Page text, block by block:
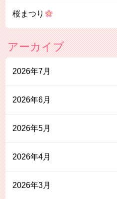
桜まつり
アーカイブ
2026年7月
2026年6月
2026年5月
2026年4月
2026年3月